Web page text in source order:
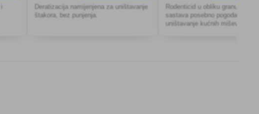
Deratizacija namijenjena za uništavanje
štakora, bez punjenja.
Rodenticid u obliku granula je
sastava posebno pogodan za
uništavanje kućnih miševa te